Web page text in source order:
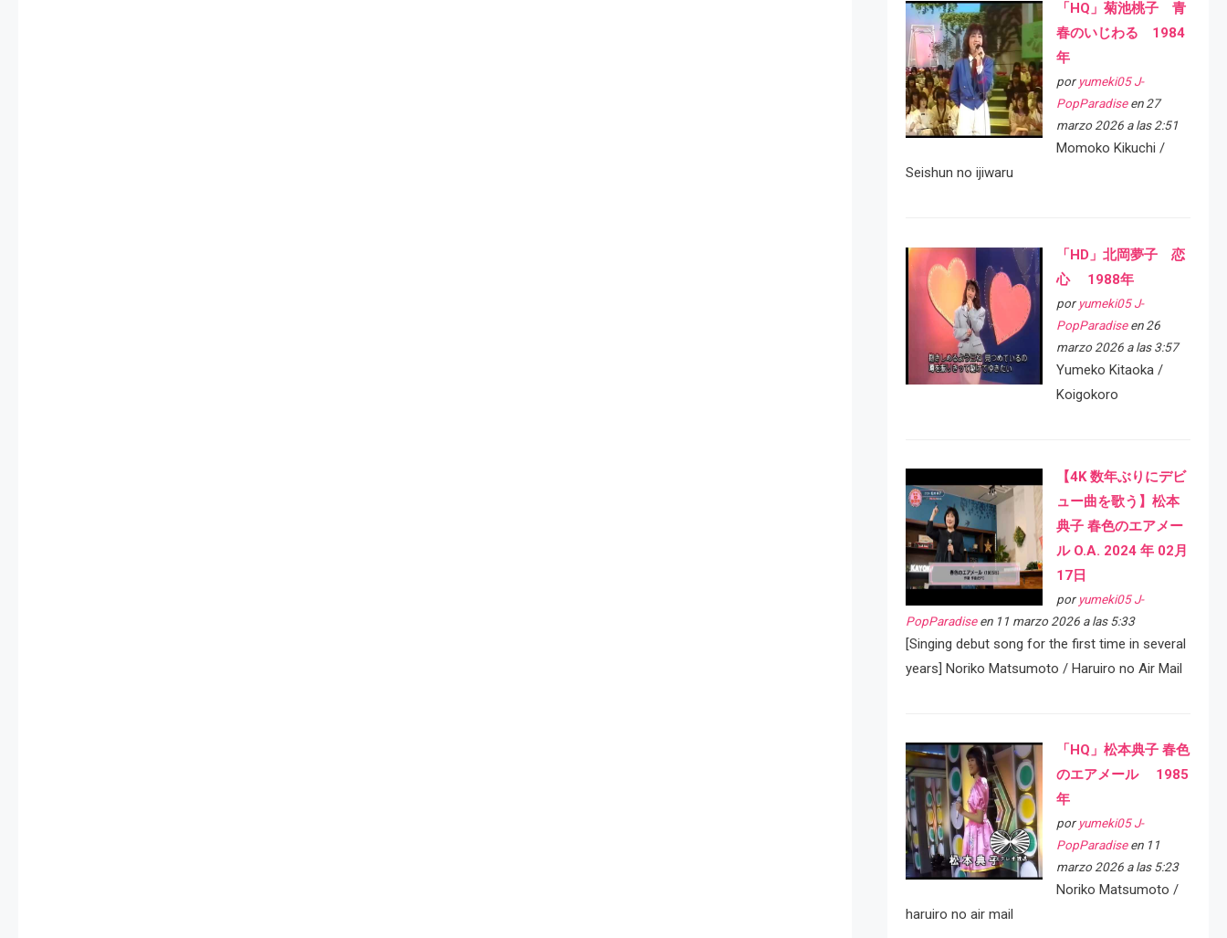
「HQ」菊池桃子 青
春のいじわる 1984
年
por yumeki05 J-
PopParadiseen 27
marzo 2026 a las 2:51
Momoko Kikuchi /
Seishun no ijiwaru
「HD」北岡夢子 恋
心 1988年
por yumeki05 J-
PopParadiseen 26
marzo 2026 a las 3:57
Yumeko Kitaoka /
Koigokoro
【4K 数年ぶりにデビ
ュー曲を歌う】松本
典子 春色のエアメー
ル O.A. 2024 年 02月
17日
por yumeki05 J-
PopParadiseen 11 marzo 2026 a las 5:33
[Singing debut song for the first time in several
years] Noriko Matsumoto / Haruiro no Air Mail
「HQ」松本典子 春色
のエアメール 1985
年
por yumeki05 J-
PopParadiseen 11
marzo 2026 a las 5:23
Noriko Matsumoto /
haruiro no air mail